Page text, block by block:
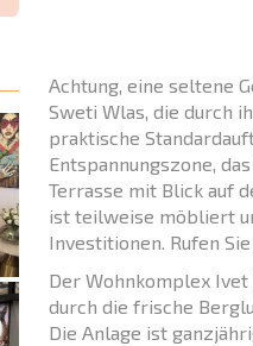
Achtung, eine seltene
Sweti Wlas, die durch
praktische
Entspannungszone,
Terrasse mit Blick auf
ist teilweise möbliert
Investitionen. Rufen
Der Wohnkomplex
durch die frische
Die Anlage ist